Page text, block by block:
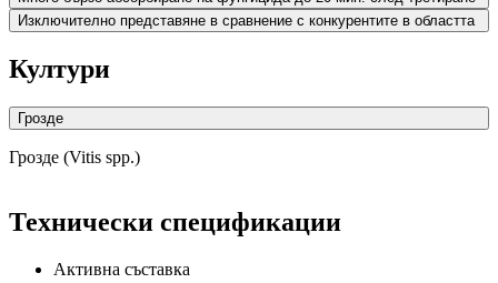
Изключително представяне в сравнение с конкурентите в областта
Култури
Грозде
Грозде (Vitis spp.)
Технически спецификации
Активна съставка